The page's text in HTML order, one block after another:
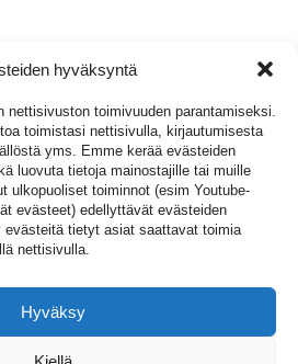
hyväksyntä
nettisivuston toimivuuden parantamiseksi.
toimistasi nettisivulla, kirjautumisesta
yms. Emme kerää evästeiden
luovuta tietoja mainostajille tai muille
ulkopuoliset toiminnot (esim Youtube-
evästeet) edellyttävät evästeiden
tietyt asiat saattavat toimia
nettisivulla.
Hyväksy